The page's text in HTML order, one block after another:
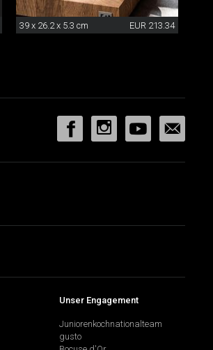
39 x 26.2 x 5.3 cm EUR 213.34
Unser Engagement
Juniorenkochnationalteam
gusto